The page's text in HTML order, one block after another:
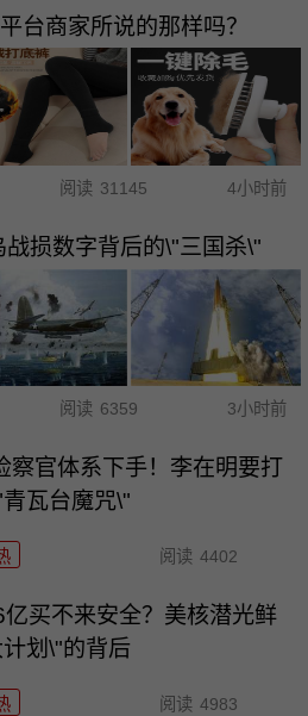
台商家所说的那样吗？
阅读 31145 4小时前
损数字背后的\"三国杀\"
阅读 6359 3小时前
察官体系下手！李在明要打
瓦台魔咒\"
阅读 4402
亿买不来安全？美核潜光鲜
划\"的背后
阅读 4983